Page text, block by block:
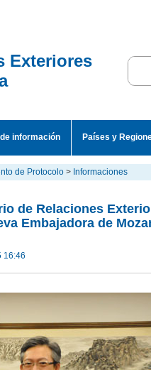
Exteriores
información Países y
de Protocolo > Informaciones
de Relaciones
Embajadora de
16:46